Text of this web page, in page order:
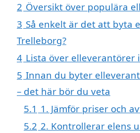
2 Översikt över populära
3 Så enkelt är det att byta
Trelleborg?
4 Lista över elleverantörer
5 Innan du byter
– det här bör du veta
5.1 1. Jämför priser och
5.2 2. Kontrollerar elens